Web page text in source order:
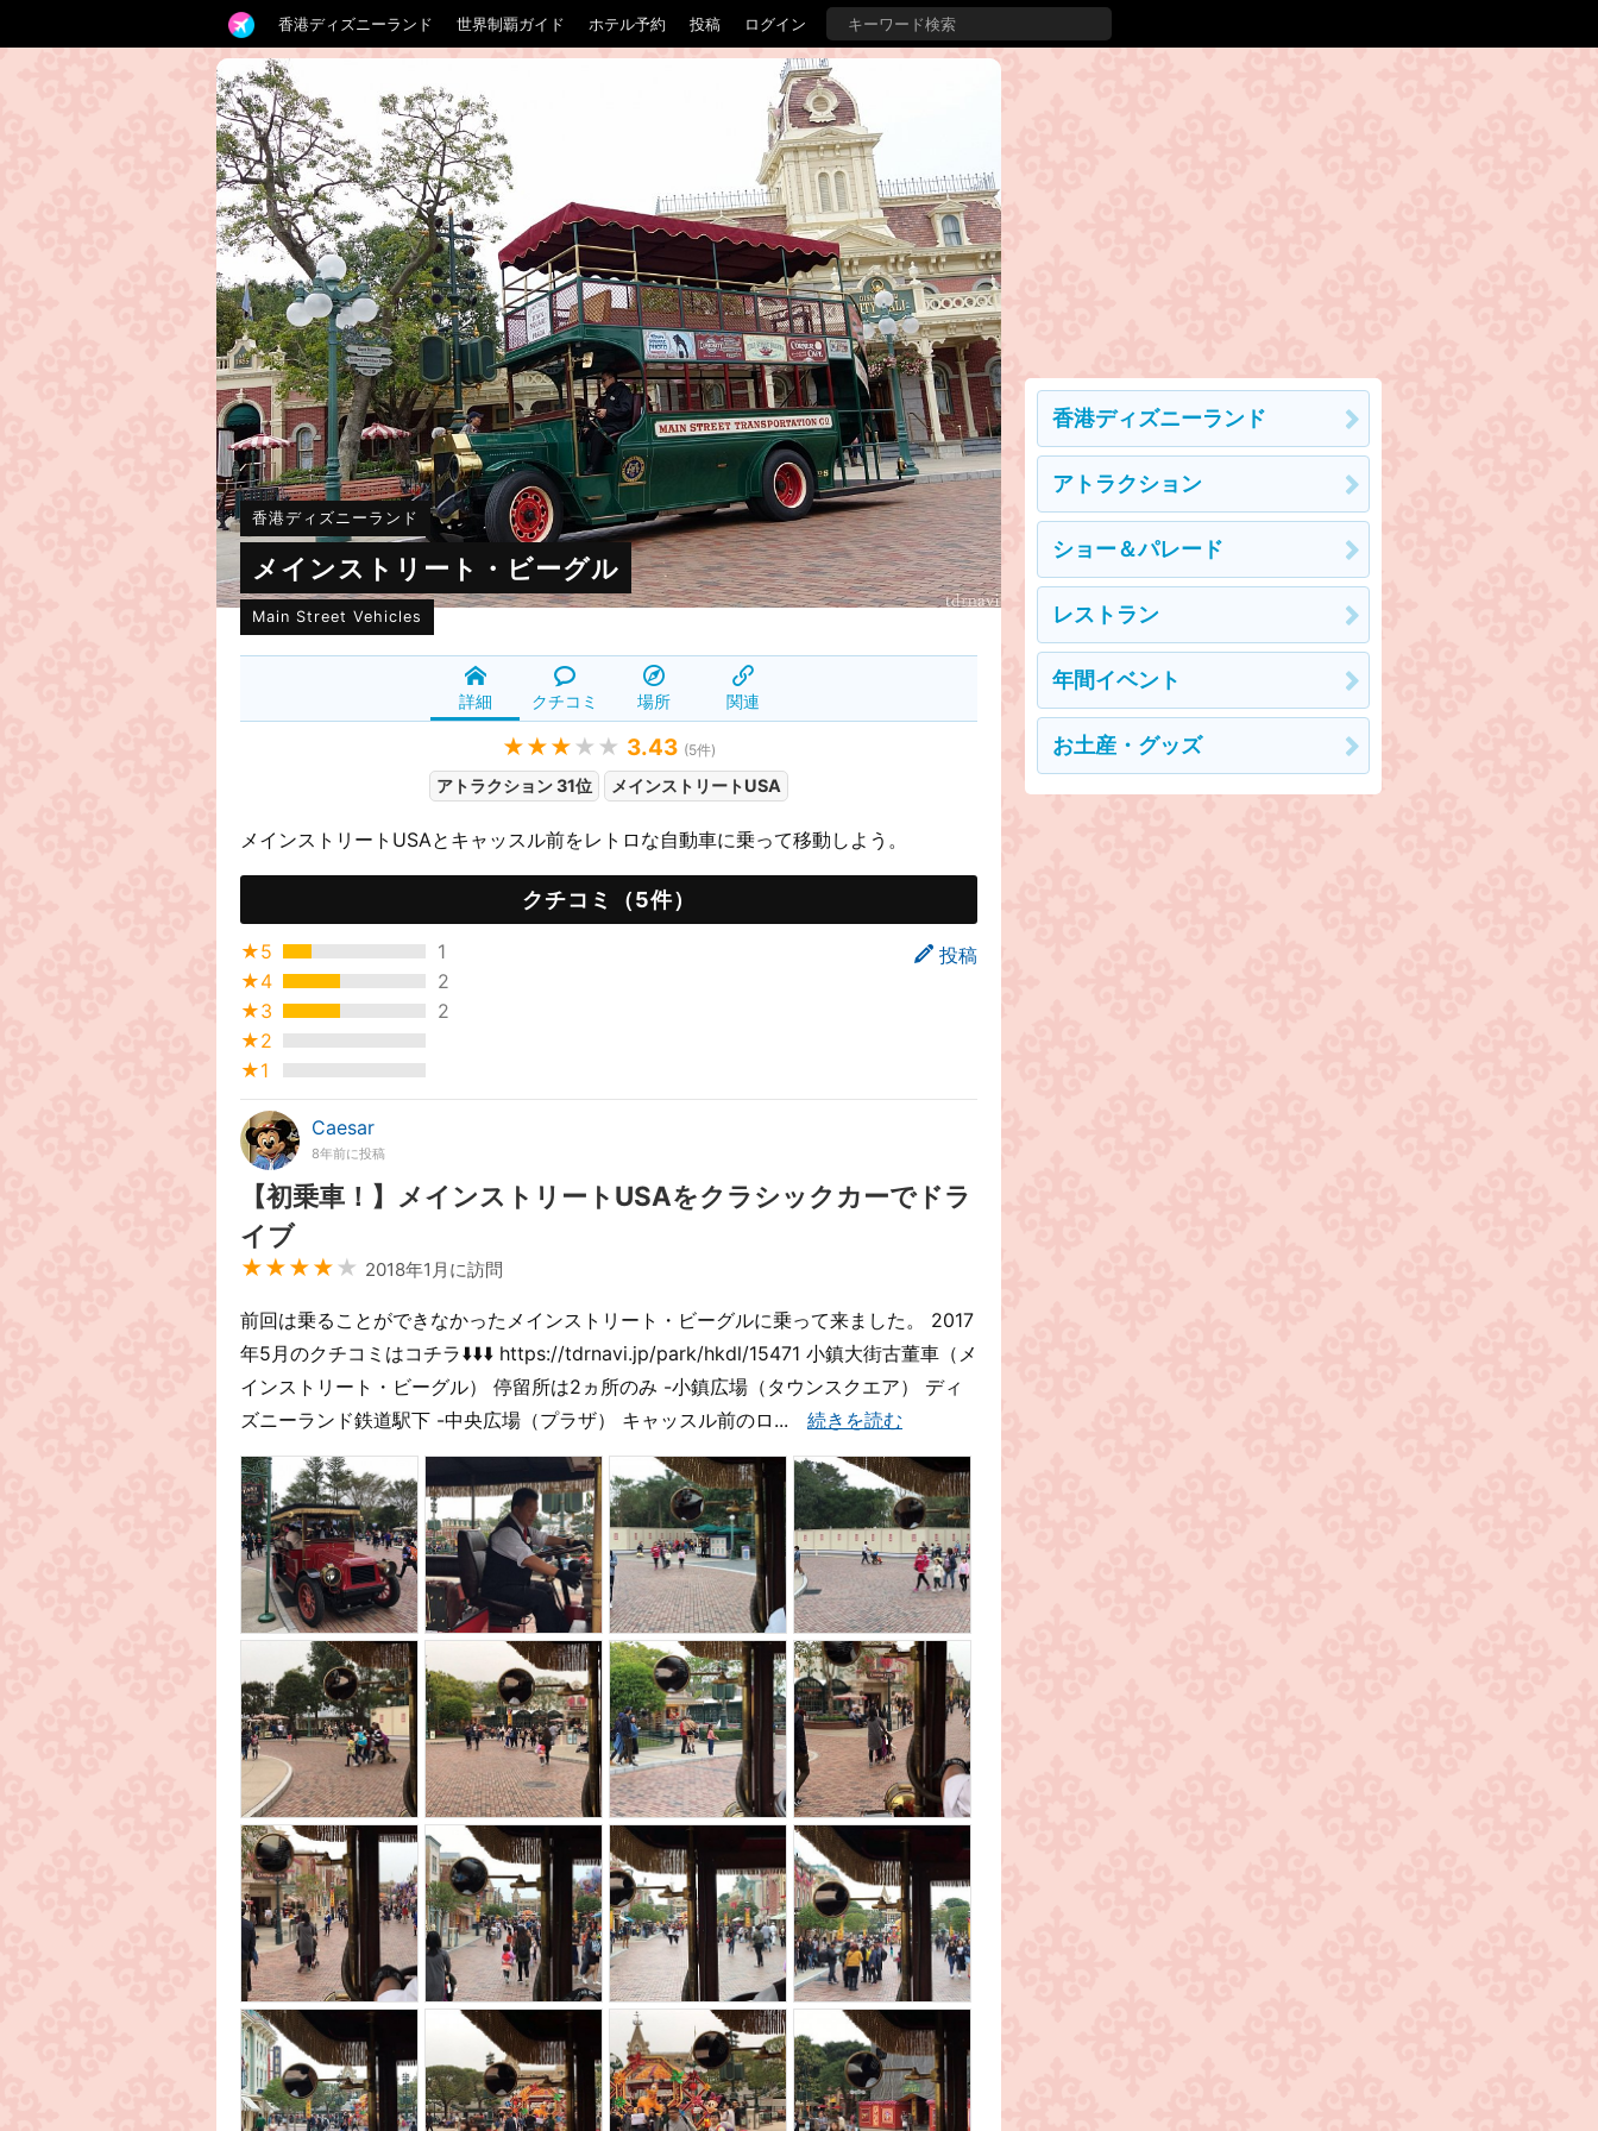
香港ディズニーランド 世界制覇ガイド ホテル予約 投稿 ログイン
香港ディズニーランド
メインストリート・ビーグル
Main Street Vehicles
詳細 クチコミ 場所 関連
★★★ ★★ 3.43 (5件)
アトラクション 31位 メインストリートUSA
メインストリートUSAとキャッスル前をレトロな自動車に乗って移動しよう。
クチコミ（5件）
投稿
★5
1
★4
2
★3
2
★2
★1
Caesar
8年前に投稿
【初乗車！】メインストリートUSAをクラシックカーでドラ
イブ
★★★★ ★ 2018年1月に訪問
前回は乗ることができなかったメインストリート・ビーグルに乗って来ました。 2017
年5月のクチコミはコチラ⬇️⬇️⬇️ https://tdrnavi.jp/park/hkdl/15471 小鎮大街古董車（メ
インストリート・ビーグル） 停留所は2ヵ所のみ -小鎮広場（タウンスクエア） ディ
ズニーランド鉄道駅下 -中央広場（プラザ） キャッスル前のロ... 続きを読む
香港ディズニーランド
アトラクション
ショー＆パレード
レストラン
年間イベント
お土産・グッズ